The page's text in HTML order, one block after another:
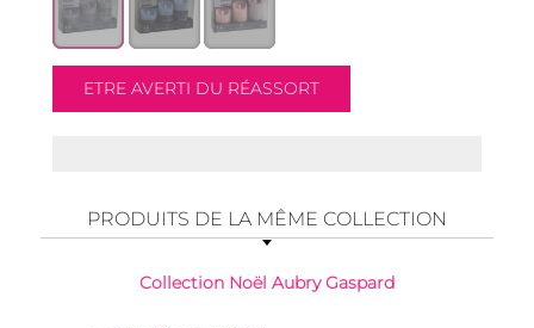
PRODUITS DE LA MÊME COLLECTION
Collection Noël Aubry Gaspard